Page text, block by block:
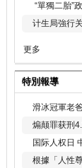
“單獨二胎”
计生局強行
更多
特別報導
滑冰冠軍老
煽颠罪获刑
国际人权日
根據「人性